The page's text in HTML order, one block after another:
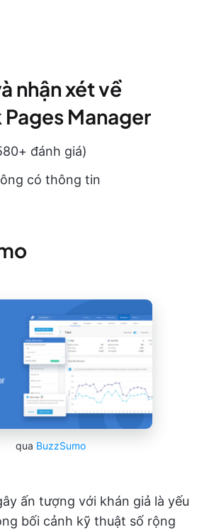
nhận xét về
Manager
đánh giá)
có thông tin
qua BuzzSumo
ấn tượng với khán giả là yếu
bối cảnh kỹ thuật số rộng